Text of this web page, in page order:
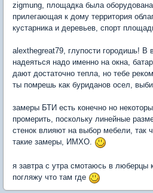
zigmung, площадка была
прилегающая к дому территория
кустарника и деревьев, спорт
alexthegreat79, глупости городишь! В
надеяться надо именно на окна,
дают достаточно тепла, но тебе
ты помрешь как буриданов осел,
замеры БТИ есть конечно но
промерить, поскольку линейные
стенок влияют на выбор мебели, так
такие замеры, ИМХО.
я завтра с утра смотаюсь в люберцы
погляжу что там где